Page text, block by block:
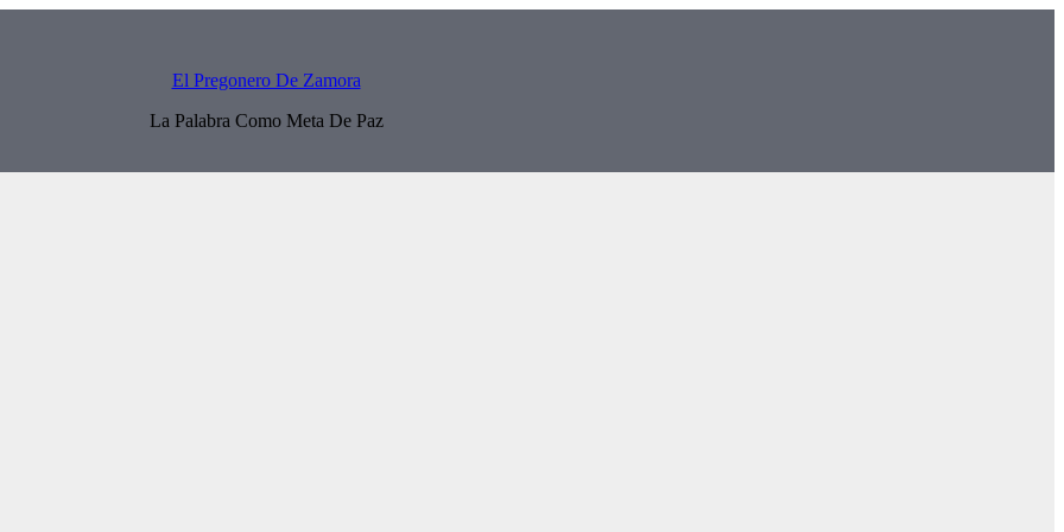
El Pregonero De Zamora
La Palabra Como Meta De Paz